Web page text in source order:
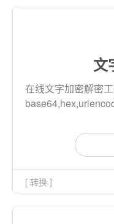
文
在线文字加密解密
[ 转换 ]